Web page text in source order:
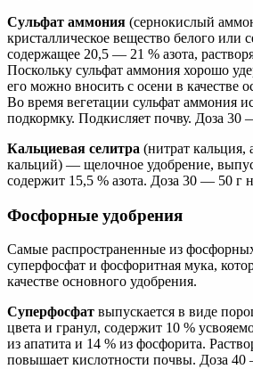
Сульфат аммония (сернокислый
кристаллическое вещество белого или
содержащее 20,5 — 21 % азота,
Поскольку сульфат аммония хорошо
его можно вносить с осени в качестве
Во время вегетации сульфат аммония
подкормку. Подкисляет почву. Доза 30
Кальциевая селитра (нитрат кальция,
кальций) — щелочное удобрение,
содержит 15,5 % азота. Доза 30 — 50 г
Фосфорные удобрения
Самые распространенные из
суперфосфат и фосфоритная мука,
качестве основного удобрения.
Суперфосфат выпускается в виде
цвета и гранул, содержит 10 %
из апатита и 14 % из фосфорита.
повышает кислотности почвы. Доза